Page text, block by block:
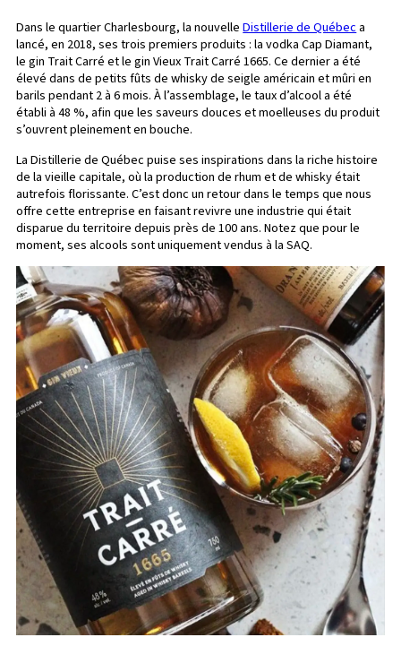
Dans le quartier Charlesbourg, la nouvelleDistillerie de Québeca
lancé, en 2018, ses trois premiers produits : la vodka Cap Diamant,
le gin Trait Carré et le gin Vieux Trait Carré 1665. Ce dernier a été
élevé dans de petits fûts de whisky de seigle américain et mûri en
barils pendant 2 à 6 mois. À l’assemblage, le taux d’alcool a été
établi à 48 %, afin que les saveurs douces et moelleuses du produit
s’ouvrent pleinement en bouche.
La Distillerie de Québec puise ses inspirations dans la riche histoire
de la vieille capitale, où la production de rhum et de whisky était
autrefois florissante. C’est donc un retour dans le temps que nous
offre cette entreprise en faisant revivre une industrie qui était
disparue du territoire depuis près de 100 ans. Notez que pour le
moment, ses alcools sont uniquement vendus à la SAQ.